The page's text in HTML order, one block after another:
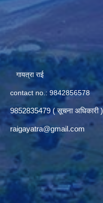
गायत्रा राई
contact no.: 9842856578
9852835479 ( सूचना अधिकारी )
raigayatra@gmail.com